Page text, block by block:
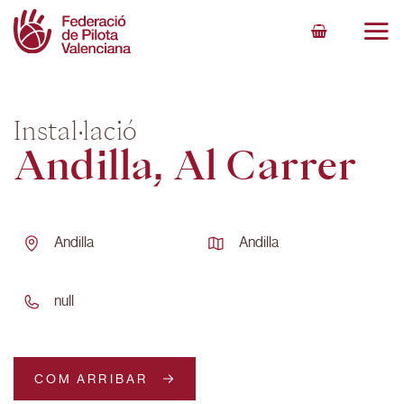
Skip
content
Instal·lació
Andilla, Al Carrer
Andilla Andilla
null
COM ARRIBAR